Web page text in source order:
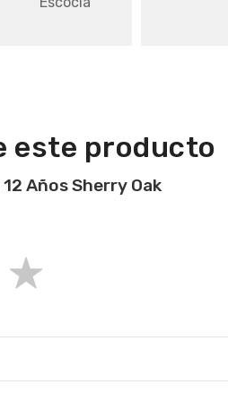
este producto
Años Sherry Oak